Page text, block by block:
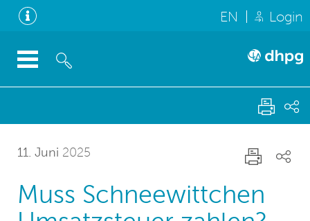
EN Login
11. Juni 2025
Muss Schneewittchen